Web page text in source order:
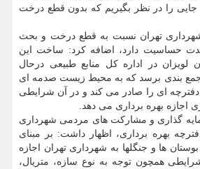
جایی را در نظر بگیریم که بدون قطع درخت
شهرداری تهران نسبت به قطع درخت و بحث
حساسیت دارد، اضافه کرد: ساخت این
لویزان در اداره کل منابع طبیعی درحال
بندی برسد که به محیط زیست صدمه ای
ای را صادر می کند و در آن شرایطی
اجازه بهره برداری می دهد.
گذاری و مشارکت های مردمی شهرداری
بهره برداری، اظهار داشت: بر مبنای
ها و جنگلها به شهرداری تهران اجازه
همچون توجه به نوع سازه، متریال،